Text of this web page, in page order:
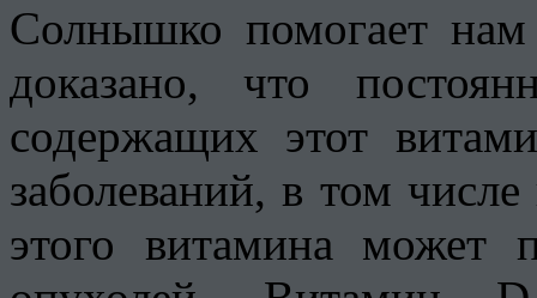
Солнышко помогает
доказано, что
содержащих этот
заболеваний, в том
этого витамина может